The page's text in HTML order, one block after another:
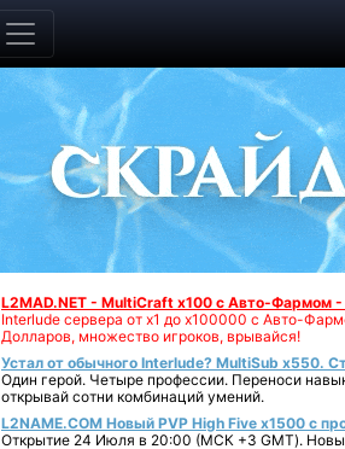
L2MAD.NET - MultiCraft x100 с Авто-Фармом
Interlude сервера от х1 до х100000 с Авто-
Долларов, множество игроков, врывайся!
Устал от обычного Interlude? MultiSub x550.
Один герой. Четыре профессии. Переноси
открывай сотни комбинаций умений.
L2NAME.COM Новый PVP High Five x1500 с
Открытие 24 Июля в 20:00 (МСК +3 GMT).